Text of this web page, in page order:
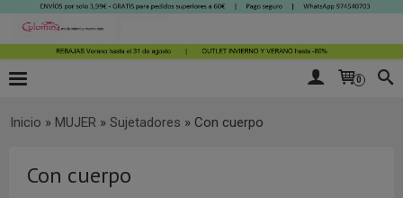
0
Inicio » MUJER » Sujetadores » Con cuerpo
Con cuerpo